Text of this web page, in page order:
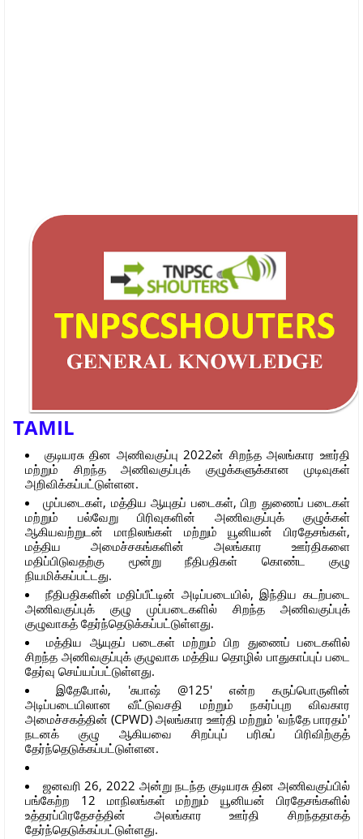
TAMIL
குடியரசு தின அணிவகுப்பு 2022ன் சிறந்த அலங்கார ஊர்தி
மற்றும் சிறந்த அணிவகுப்புக் குழுக்களுக்கான முடிவுகள்
அறிவிக்கப்பட்டுள்ளன.
முப்படைகள், மத்திய ஆயுதப் படைகள், பிற துணைப் படைகள்
மற்றும் பல்வேறு பிரிவுகளின் அணிவகுப்புக் குழுக்கள்
ஆகியவற்றுடன் மாநிலங்கள் மற்றும் யூனியன் பிரதேசங்கள்,
மத்திய அமைச்சகங்களின் அலங்கார ஊர்திகளை
மதிப்பிடுவதற்கு மூன்று நீதிபதிகள் கொண்ட குழு
நியமிக்கப்பட்டது.
நீதிபதிகளின் மதிப்பீட்டின் அடிப்படையில், இந்திய கடற்படை
அணிவகுப்புக் குழு முப்படைகளில் சிறந்த அணிவகுப்புக்
குழுவாகத் தேர்ந்தெடுக்கப்பட்டுள்ளது.
மத்திய ஆயுதப் படைகள் மற்றும் பிற துணைப் படைகளில்
சிறந்த அணிவகுப்புக் குழுவாக மத்திய தொழில் பாதுகாப்புப் படை
தேர்வு செய்யப்பட்டுள்ளது.
இதேபோல், 'சுபாஷ் @125' என்ற கருப்பொருளின்
அடிப்படையிலான வீட்டுவசதி மற்றும் நகர்ப்புற விவகார
அமைச்சகத்தின் (CPWD) அலங்கார ஊர்தி மற்றும் 'வந்தே பாரதம்'
நடனக் குழு ஆகியவை சிறப்புப் பரிசுப் பிரிவிற்குத்
தேர்ந்தெடுக்கப்பட்டுள்ளன.
ஜனவரி 26, 2022 அன்று நடந்த குடியரசு தின அணிவகுப்பில்
பங்கேற்ற 12 மாநிலங்கள் மற்றும் யூனியன் பிரதேசங்களில்
உத்தரப்பிரதேசத்தின் அலங்கார ஊர்தி சிறந்ததாகத்
தேர்ந்தெடுக்கப்பட்டுள்ளது.